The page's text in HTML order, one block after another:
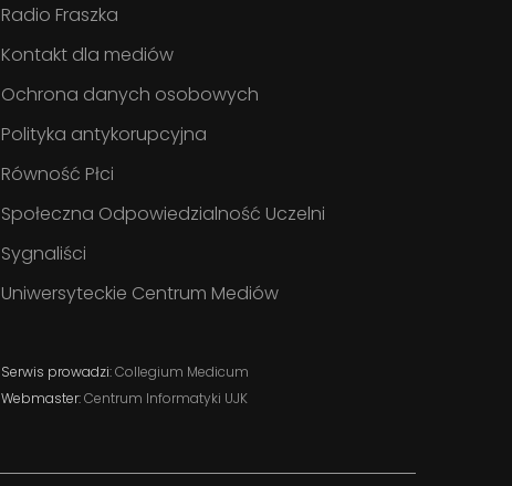
Radio Fraszka
Kontakt dla mediów
Ochrona danych osobowych
Polityka antykorupcyjna
Równość Płci
Społeczna Odpowiedzialność Uczelni
Sygnaliści
Uniwersyteckie Centrum Mediów
Serwis prowadzi:Collegium Medicum
Webmaster:Centrum Informatyki UJK